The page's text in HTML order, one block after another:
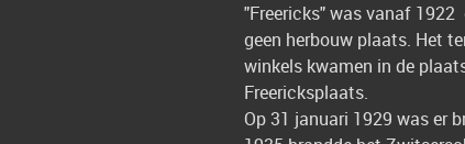
"Freericks" was vanaf
geen herbouw plaats. Het
winkels kwamen in de
Freericksplaats.
Op 31 januari 1929 was er